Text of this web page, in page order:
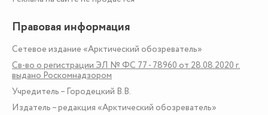
Правовая информация
Сетевое издание «Арктический обозреватель»
Св-во о регистрации ЭЛ № ФС 77 - 78960 от 28.08.2020 г.
выдано Роскомнадзором
Учредитель – Городецкий В.В.
Издатель – редакция «Арктический обозреватель»